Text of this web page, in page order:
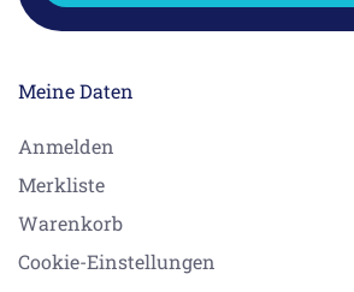
Meine Daten
Anmelden
Merkliste
Warenkorb
Cookie-Einstellungen